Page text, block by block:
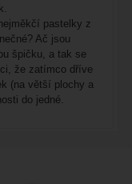
pastelky z
Ač jsou
špičku, a tak se
že zatímco dříve
(na větší plochy a
do jedné.